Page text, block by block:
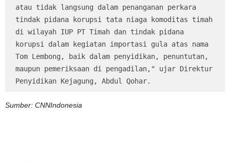
atau tidak langsung dalam penanganan perkara
tindak pidana korupsi tata niaga komoditas timah
di wilayah IUP PT Timah dan tindak pidana
korupsi dalam kegiatan importasi gula atas nama
Tom Lembong, baik dalam penyidikan, penuntutan,
maupun pemeriksaan di pengadilan," ujar Direktur
Penyidikan Kejagung, Abdul Qohar.
Sumber: CNNIndonesia